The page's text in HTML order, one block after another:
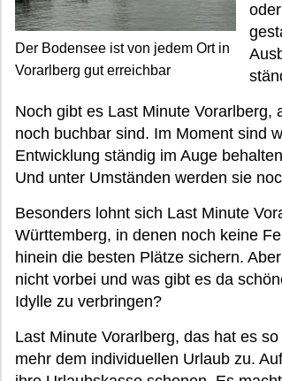
Der Bodensee ist von jedem Ort in
Vorarlberg gut erreichbar
Noch gibt es Last Minute
noch buchbar sind. Im Moment sind
Entwicklung ständig im Auge
Und unter Umständen werden sie
Besonders lohnt sich Last Minute
Württemberg, in denen noch keine
hinein die besten Plätze sichern.
nicht vorbei und was gibt es da
Idylle zu verbringen?
Last Minute Vorarlberg, das hat es
mehr dem individuellen Urlaub zu.